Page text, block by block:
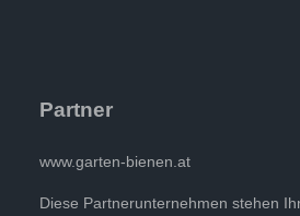
Partner
www.garten-bienen.at
Diese Partnerunternehmen stehen